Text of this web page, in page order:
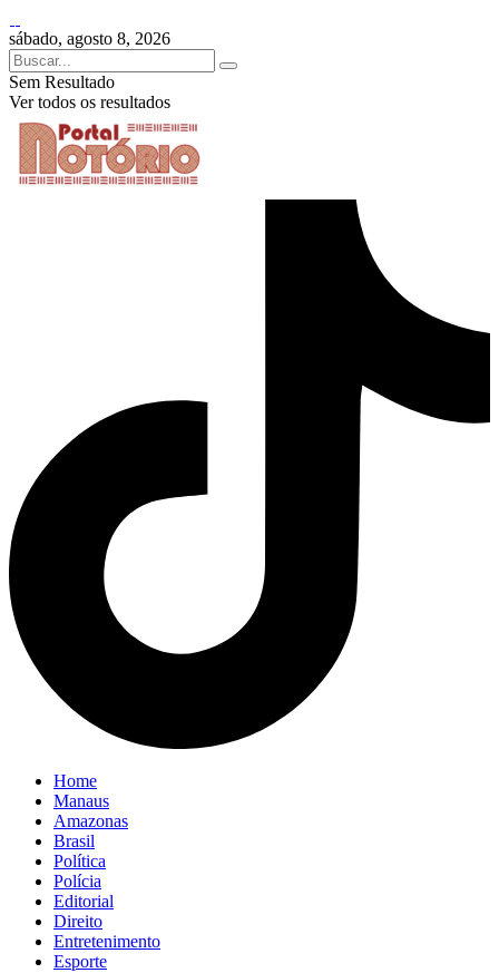
sábado, agosto 8, 2026
Sem Resultado
Ver todos os resultados
Home
Manaus
Amazonas
Brasil
Política
Polícia
Editorial
Direito
Entretenimento
Esporte